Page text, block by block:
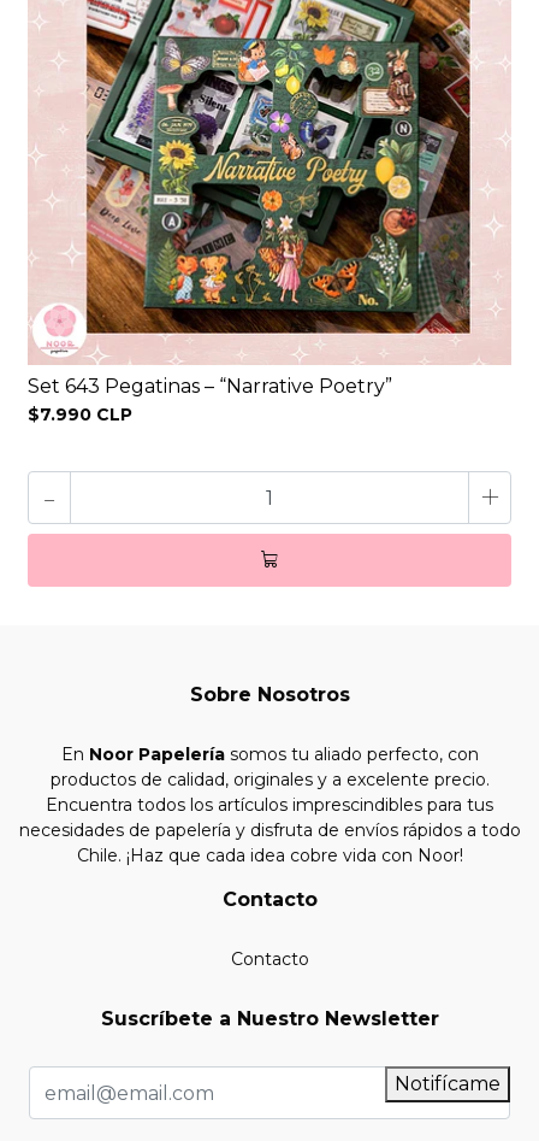
Set 643 Pegatinas – “Narrative Poetry”
$7.990 CLP
- +
Sobre Nosotros
En Noor Papeleríasomos tu aliado perfecto, con
productos de calidad, originales y a excelente precio.
Encuentra todos los artículos imprescindibles para tus
necesidades de papelería y disfruta de envíos rápidos a todo
Chile. ¡Haz que cada idea cobre vida con Noor!
Contacto
Contacto
Suscríbete a Nuestro Newsletter
Notifícame